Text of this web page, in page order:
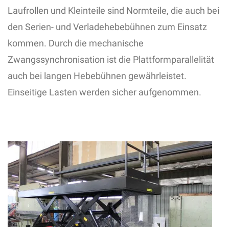
Laufrollen und Kleinteile sind Normteile, die auch bei
den Serien- und Verladehebebühnen zum Einsatz
kommen. Durch die mechanische
Zwangssynchronisation ist die Plattformparallelität
auch bei langen Hebebühnen gewährleistet.
Einseitige Lasten werden sicher aufgenommen.